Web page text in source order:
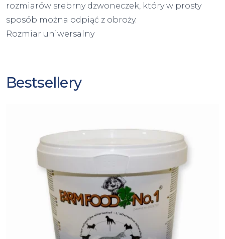
rozmiarów srebrny dzwoneczek, który w prosty
sposób można odpiąć z obroży.
Rozmiar uniwersalny
Bestsellery